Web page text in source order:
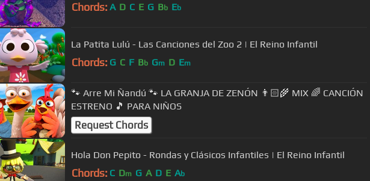
Chords: A D C E G Bb Eb
La Patita Lulú - Las Canciones del Zoo 2 | El Reino Infantil
Chords: G C F Bb Gm D Em
🐾 Arre Mi Ñandú 🐾 LA GRANJA DE ZENÓN 👨🏻‍🌾 MIX 🌈 CANCIÓN
ESTRENO 🎵 PARA NIÑOS
Request Chords
Hola Don Pepito - Rondas y Clásicos Infantiles | El Reino Infantil
Chords: C Dm G A D E Ab